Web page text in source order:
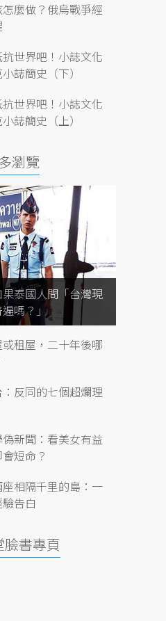
麼做？俄烏戰爭經
世界吧！小誌文化
誌簡史（下）
世界吧！小誌文化
誌簡史（上）
瀏覽
果泰國人問「台灣現
嗎？」
或租屋，二十年後哪
反同的七個超爛理
新聞：看美女有益
短命？
相隔千里的島：一
告白
臉書專頁